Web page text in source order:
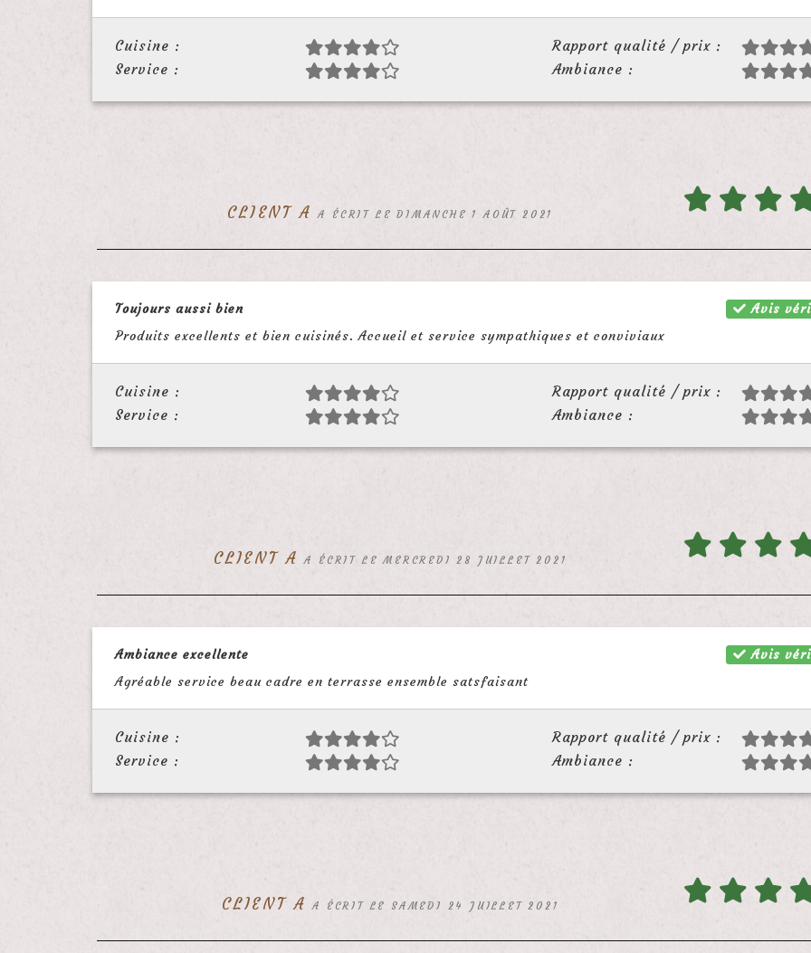
Cuisine :
Rapport qualité / prix :
Service :
Ambiance :
CLIENT A A ÉCRIT LE DIMANCHE 1 AOÛT 2021
Avis
Toujours aussi bien
Produits excellents et bien cuisinés. Accueil et service sympathiques et conviviaux
Cuisine :
Rapport qualité / prix :
Service :
Ambiance :
CLIENT A A ÉCRIT LE MERCREDI 28 JUILLET 2021
Avis
Ambiance excellente
Agréable service beau cadre en terrasse ensemble satsfaisant
Cuisine :
Rapport qualité / prix :
Service :
Ambiance :
CLIENT A A ÉCRIT LE SAMEDI 24 JUILLET 2021